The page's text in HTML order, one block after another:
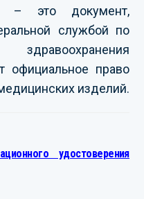
– это документ,
службой по
официальное право
изделий.
удостоверения